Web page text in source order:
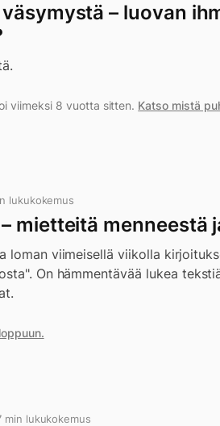
– luovan
viimeksi 8 vuotta sitten. Katso mistä
lukukokemus
mietteitä menneestä
loman viimeisellä viikolla
On hämmentävää lukea
min lukukokemus